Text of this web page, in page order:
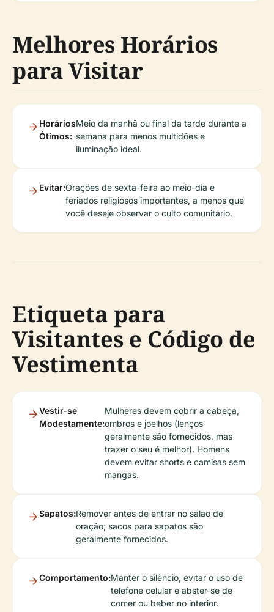
Melhores Horários
para Visitar
Horários
Ótimos:
Meio da manhã ou final da tarde durante a
semana para menos multidões e
iluminação ideal.
Evitar:Orações de sexta-feira ao meio-dia e
feriados religiosos importantes, a menos que
você deseje observar o culto comunitário.
Etiqueta para
Visitantes e Código de
Vestimenta
Vestir-se
Modestamente:
Mulheres devem cobrir a cabeça,
ombros e joelhos (lenços
geralmente são fornecidos, mas
trazer o seu é melhor). Homens
devem evitar shorts e camisas sem
mangas.
Sapatos:Remover antes de entrar no salão de
oração; sacos para sapatos são
geralmente fornecidos.
Comportamento:Manter o silêncio, evitar o uso de
telefone celular e abster-se de
comer ou beber no interior.